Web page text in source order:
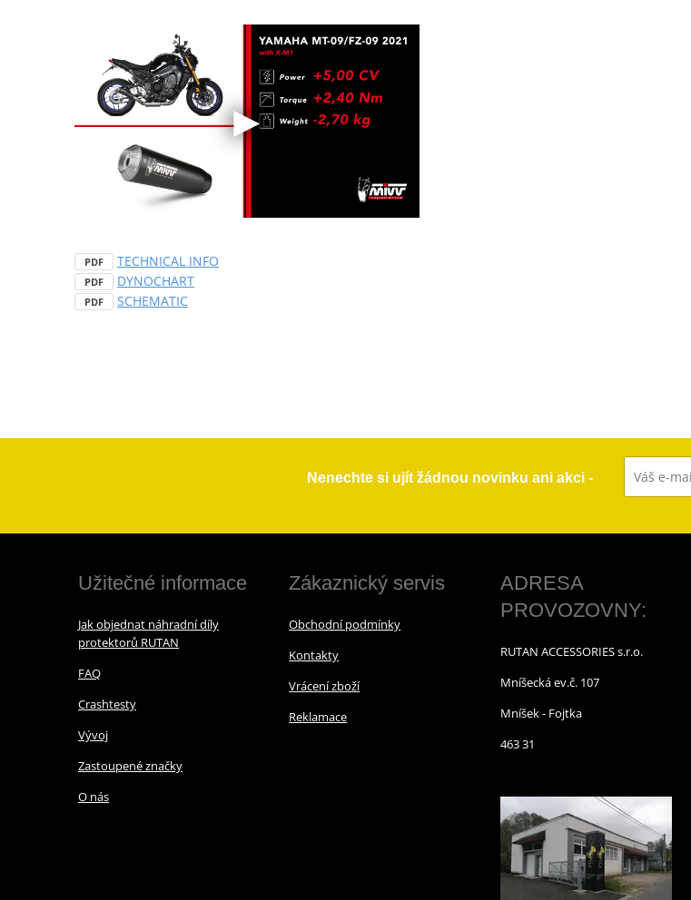
PDF TECHNICAL INFO
PDF DYNOCHART
PDF SCHEMATIC
Nenechte si ujít žádnou novinku ani akci -
Užitečné informace
Jak objednat náhradní díly
protektorů RUTAN
FAQ
Crashtesty
Vývoj
Zastoupené značky
O nás
Zákaznický servis
Obchodní podmínky
Kontakty
Vrácení zboží
Reklamace
ADRESA
PROVOZOVNY:
RUTAN ACCESSORIES s.r.o.
Mníšecká ev.č. 107
Mníšek - Fojtka
463 31